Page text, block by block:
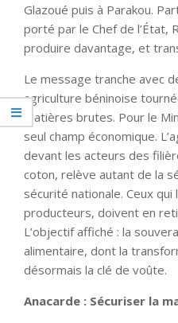
Glazoué puis à Parakou.
porté par le Chef de l’État,
produire davantage, et
Le message tranche avec
agriculture béninoise
matières brutes. Pour le
seul champ économique.
devant les acteurs des
coton, relève autant de la
sécurité nationale. Ceux
producteurs, doivent en
L’objectif affiché : la
alimentaire, dont la
désormais la clé de voûte.
Anacarde : Sécuriser la